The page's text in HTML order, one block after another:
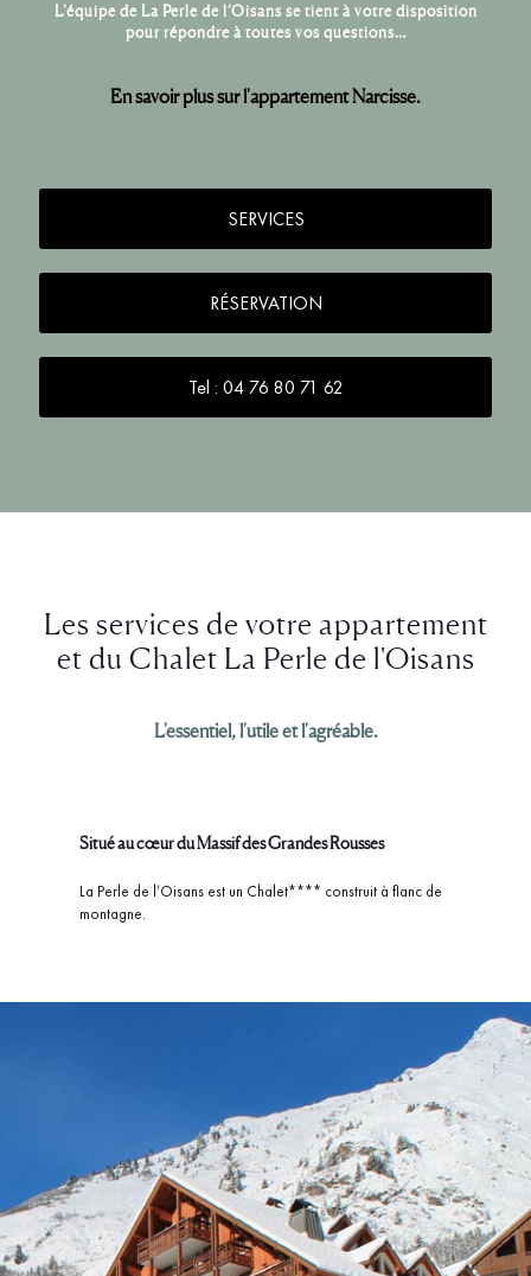
L’équipe de La Perle de l’Oisans se tient à votre disposition
pour répondre à toutes vos questions…
En savoir plus sur l'appartement Narcisse.
SERVICES
RÉSERVATION
Tel : 04 76 80 71 62
Les services de votre appartement
et du Chalet La Perle de l'Oisans
L'essentiel, l'utile et l'agréable.
Situé au cœur du Massif des Grandes Rousses
La Perle de l’Oisans est un Chalet**** construit à flanc de
montagne.